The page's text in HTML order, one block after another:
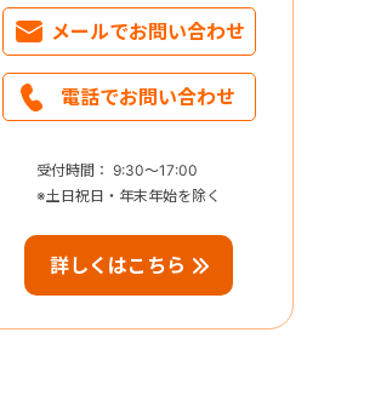
メールでお問い合わせ
電話でお問い合わせ
受付時間： 9:30～17:00
※土日祝日・年末年始を除く
詳しくはこちら